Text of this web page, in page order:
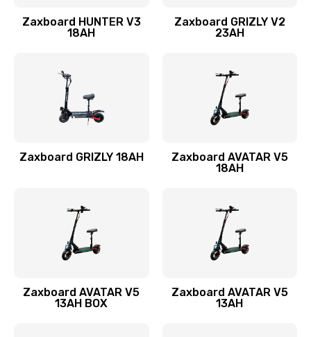
Zaxboard HUNTER V3
18AH
Zaxboard GRIZLY V2
23AH
Zaxboard GRIZLY 18AH
Zaxboard AVATAR V5
18AH
Zaxboard AVATAR V5
13AH BOX
Zaxboard AVATAR V5
13AH